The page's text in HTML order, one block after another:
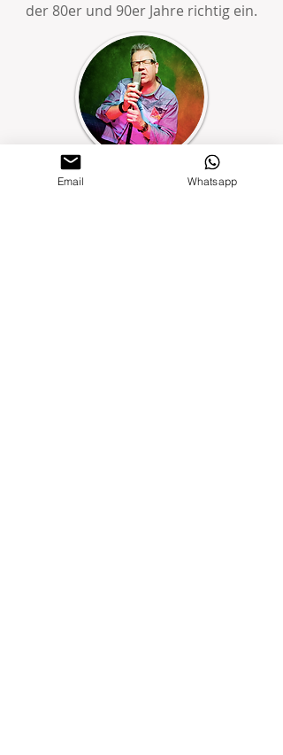
der 80er und 90er Jahre richtig ein.
Email Whatsapp